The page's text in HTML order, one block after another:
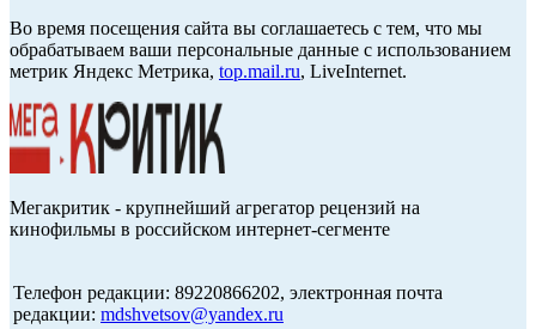
Во время посещения сайта вы соглашаетесь с тем, что мы
обрабатываем ваши персональные данные с использованием
метрик Яндекс Метрика, top.mail.ru, LiveInternet.
Мегакритик - крупнейший агрегатор рецензий на
кинофильмы в российском интернет-сегменте
Телефон редакции: 89220866202, электронная почта
редакции: mdshvetsov@yandex.ru